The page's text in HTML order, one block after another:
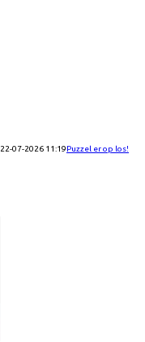
22-07-2026 11:19Puzzel er op los!